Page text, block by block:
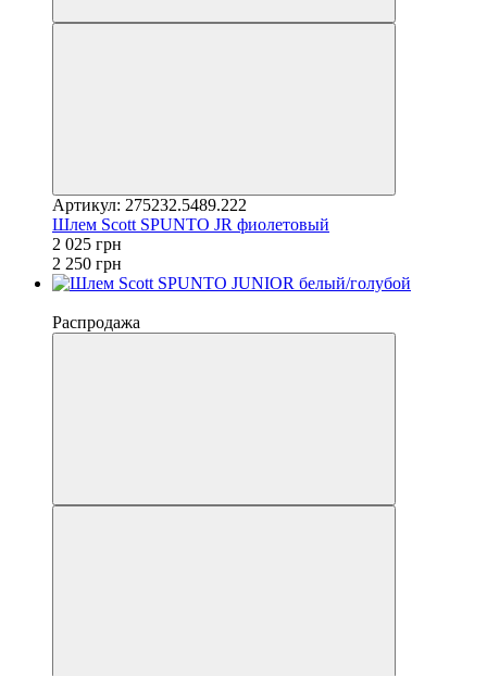
Артикул: 275232.5489.222
Шлем Scott SPUNTO JR фиолетовый
2 025 грн
2 250 грн
Распродажа